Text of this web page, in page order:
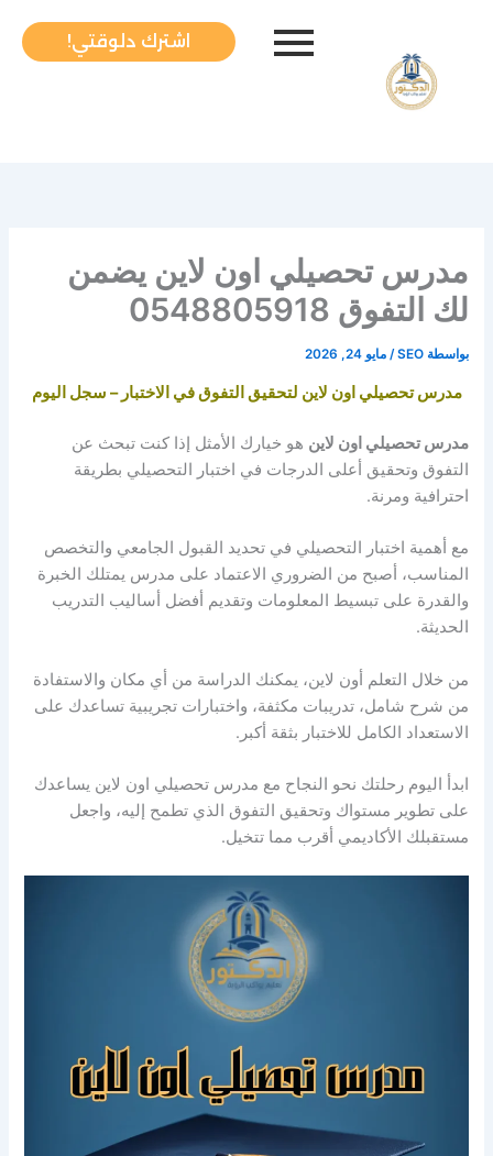
اشترك دلوقتي!
مدرس تحصيلي اون لاين يضمن
لك التفوق 0548805918
بواسطة SEO
/مايو 24, 2026
مدرس تحصيلي اون لاين لتحقيق التفوق في الاختبار – سجل اليوم
مدرس تحصيلي اون لاين هو خيارك الأمثل إذا كنت تبحث عن
التفوق وتحقيق أعلى الدرجات في اختبار التحصيلي بطريقة
احترافية ومرنة.
مع أهمية اختبار التحصيلي في تحديد القبول الجامعي والتخصص
المناسب، أصبح من الضروري الاعتماد على مدرس يمتلك الخبرة
والقدرة على تبسيط المعلومات وتقديم أفضل أساليب التدريب
الحديثة.
من خلال التعلم أون لاين، يمكنك الدراسة من أي مكان والاستفادة
من شرح شامل، تدريبات مكثفة، واختبارات تجريبية تساعدك على
الاستعداد الكامل للاختبار بثقة أكبر.
ابدأ اليوم رحلتك نحو النجاح مع مدرس تحصيلي اون لاين يساعدك
على تطوير مستواك وتحقيق التفوق الذي تطمح إليه، واجعل
مستقبلك الأكاديمي أقرب مما تتخيل.